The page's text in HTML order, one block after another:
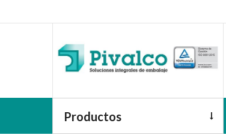
Productos